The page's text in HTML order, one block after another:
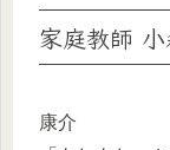
家庭教師
康介